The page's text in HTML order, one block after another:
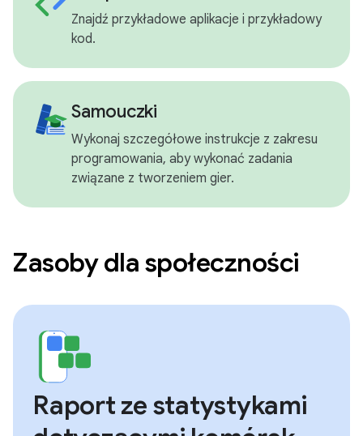
Znajdź przykładowe aplikacje i przykładowy
kod.
Samouczki
Wykonaj szczegółowe instrukcje z zakresu
programowania, aby wykonać zadania
związane z tworzeniem gier.
Zasoby dla społeczności
Raport ze statystykami